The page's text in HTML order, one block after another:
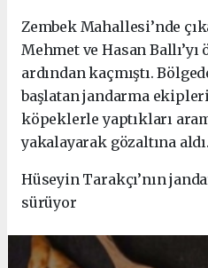
Zembek Mahallesi’nde
Mehmet ve Hasan
ardından kaçmıştı.
başlatan jandarma
köpeklerle yaptıkları
yakalayarak gözaltına aldı.
Hüseyin Tarakçı’nın
sürüyor